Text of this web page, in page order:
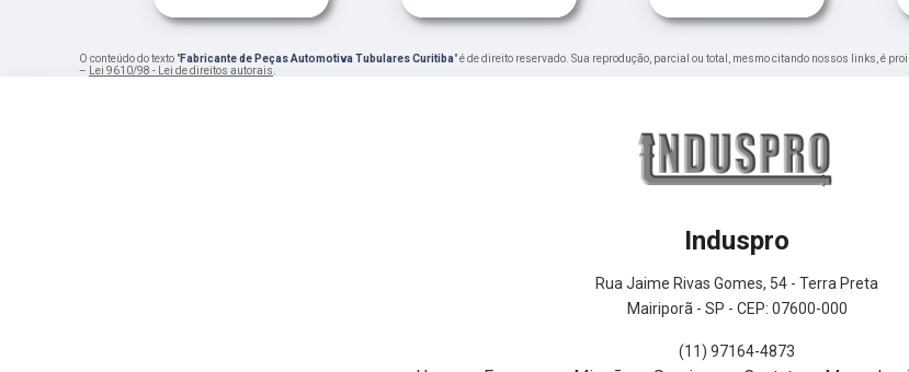
O conteúdo do texto "Fabricante de Peças Automotiva Tubulares Curitiba" é de direito reservado. Sua reprodução, parcial ou total, mesmo citando nossos links, é
– Lei 9610/98 - Lei de direitos autorais.
Induspro
Rua Jaime Rivas Gomes, 54 - Terra Preta
Mairiporã - SP - CEP: 07600-000
(11) 97164-4873